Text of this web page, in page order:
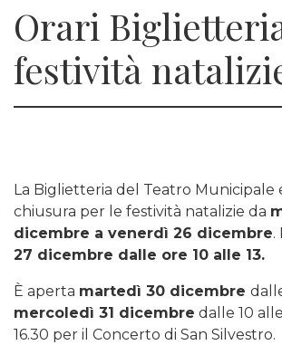
Orari
festività
La Biglietteria del Teatro
chiusura per le festività natalizie da
dicembre a venerdì 26 dicembre.
27 dicembre dalle ore 10 alle 13.
È aperta martedì 30 dicembre
mercoledì 31 dicembre dalle 10
16.30 per il Concerto di San Silvestro.